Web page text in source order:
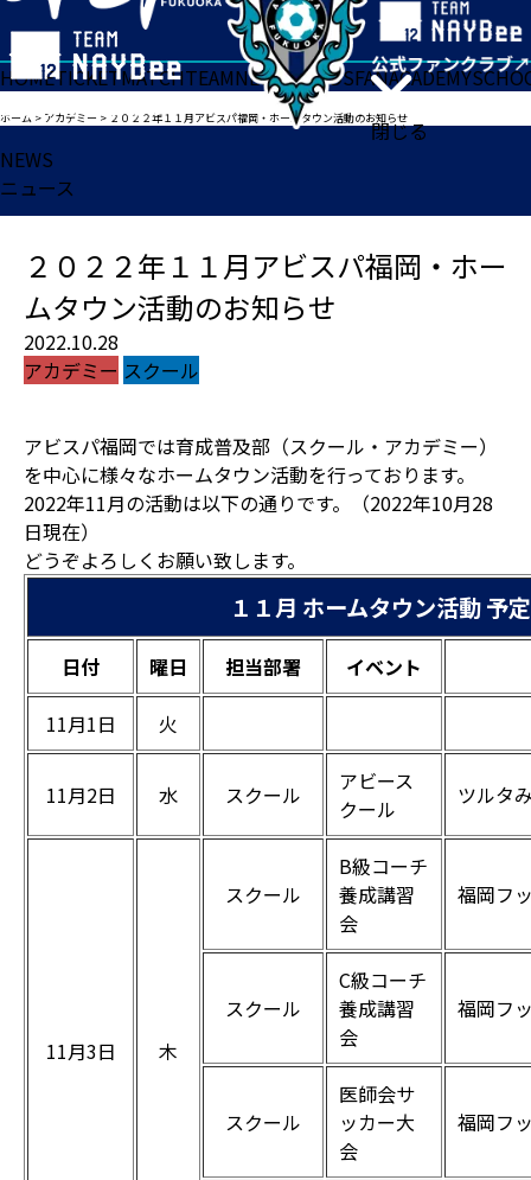
閉じる
HOMETICKETMATCHTEAMNEWSGOODSFANACADEMY
ホーム > アカデミー > ２０２２年１１月アビスパ福岡・ホームタウン活動のお知らせ
NEWS
ニュース
２０２２年１１月アビスパ福岡・ホー
ムタウン活動のお知らせ
2022.10.28
アカデミー スクール
アビスパ福岡では育成普及部（スクール・アカデミー）
を中心に様々なホームタウン活動を行っております。
2022年11月の活動は以下の通りです。（2022年10月28
日現在）
どうぞよろしくお願い致します。
１１月 ホームタウン活動 予
日付 曜日 担当部署
イベント
11月1日
火
11月2日 水 スクール
アビース
クール
ツルタ
11月3日 木
スクール
B級コーチ
養成講習
会
福岡フ
スクール
C級コーチ
養成講習
会
福岡フ
スクール
医師会サ
ッカー大
会
福岡フ